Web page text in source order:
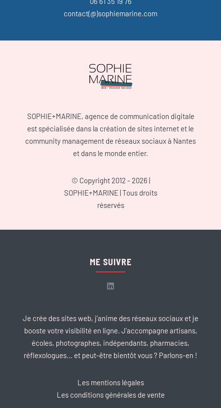
contact(@)sophiemarine.com
SOPHIE+MARINE, agence de communication digitale
est spécialisée dans la création de sites internet et le
community management de réseaux sociaux à Nantes
et dans le monde entier.
© Copyright 2012 - 2026 |
SOPHIE+MARINE| Tous droits
réservés
ME SUIVRE
Je crée des sites web, j’anime des réseaux sociaux et je
booste votre visibilité en ligne. J’accompagne artisans,
écoles, photographes, indépendants, pharmacies,
réflexologues… et peut-être bientôt vous ? Parlons-en !
Les mentions légales
Les conditions générales de vente